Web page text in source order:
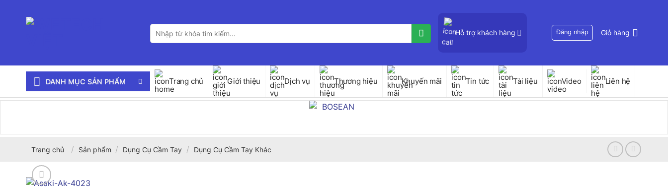
Tìm
kiếm:
Hỗ trợ khách hàng Đăng nhập Giỏ hàng
DANH MỤC SẢN PHẨM Trang chủ Giới thiệu Dịch vụ Thương hiệu Khuyến mãi Tin tức Tài liệu Video Liên hệ
Trang chủ / Sản phẩm / Dụng Cụ Cầm Tay / Dụng Cụ Cầm Tay Khác